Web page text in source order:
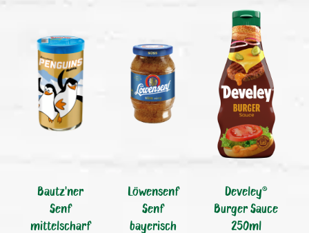
Bautz'ner
Senf
mittelscharf
Löwensenf
Senf
bayerisch
Develey®
Burger Sauce
250ml